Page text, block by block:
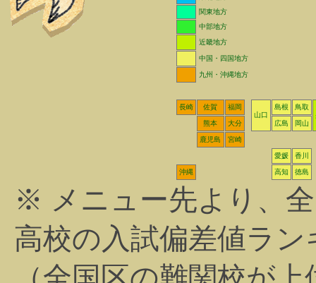
関東地方
中部地方
近畿地方
中国・四国地方
九州・沖縄地方
長崎 佐賀
福岡
山口
島根
鳥取
熊本
大分 広島 岡山
鹿児島 宮崎
愛媛 香川
沖縄 高知 徳島
※ メニュー先より、
高校の入試偏差値ラ